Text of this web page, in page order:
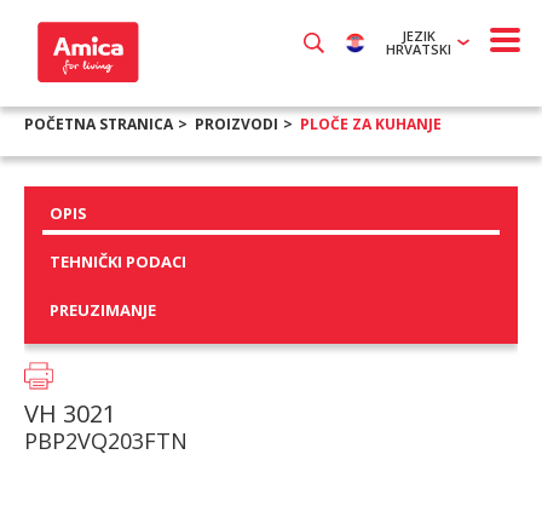
JEZIK
HRVATSKI
POČETNA STRANICA PROIZVODI PLOČE ZA KUHANJE
OPIS
TEHNIČKI PODACI
PREUZIMANJE
VH 3021
PBP2VQ203FTN